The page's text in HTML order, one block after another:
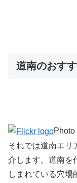
道南のおす
Photo
それでは道南エリ
介します。道南を
しまれている穴場